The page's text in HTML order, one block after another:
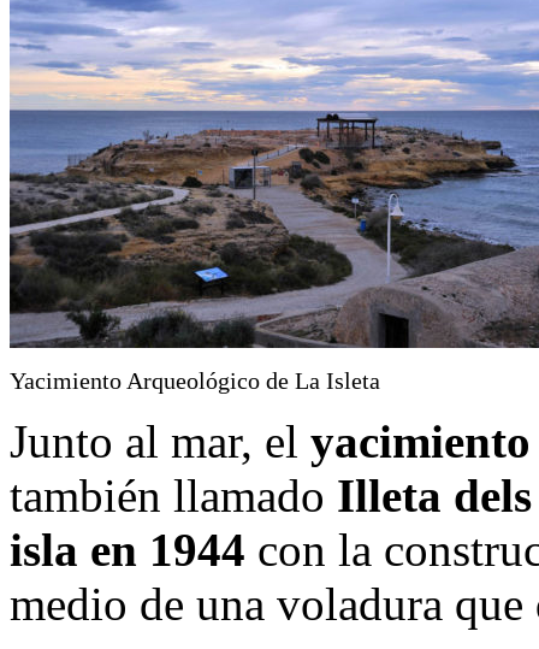
Yacimiento Arqueológico de La Isleta
Junto al mar, el
también llamado Illeta
isla en 1944 con la
medio de una voladura